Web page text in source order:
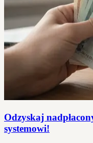
Odzyskaj
systemowi!